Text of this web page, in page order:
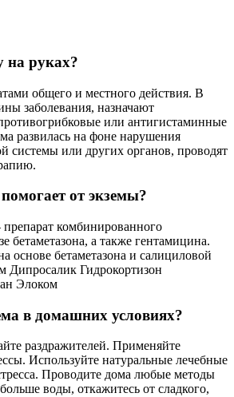
на руках?
общего и местного действия. В
заболевания, назначают
или антигистаминные
развилась на фоне нарушения
системы или других органов, проводят
от экземы?
комбинированного
бетаметазона, а также гентамицина.
основе бетаметазона и салициловой
Дипросалик Гидрокортизон
Элоком
в домашних условиях?
раздражителей. Применяйте
Используйте натуральные лечебные
Проводите дома любые методы
воды, откажитесь от сладкого,